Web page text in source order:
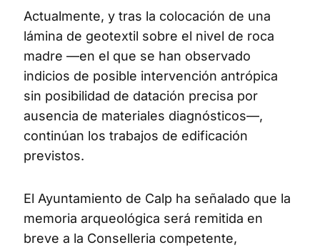
Actualmente, y tras la colocación de una
lámina de geotextil sobre el nivel de roca
madre —en el que se han observado
indicios de posible intervención antrópica
sin posibilidad de datación precisa por
ausencia de materiales diagnósticos—,
continúan los trabajos de edificación
previstos.
El Ayuntamiento de Calp ha señalado que la
memoria arqueológica será remitida en
breve a la Conselleria competente,